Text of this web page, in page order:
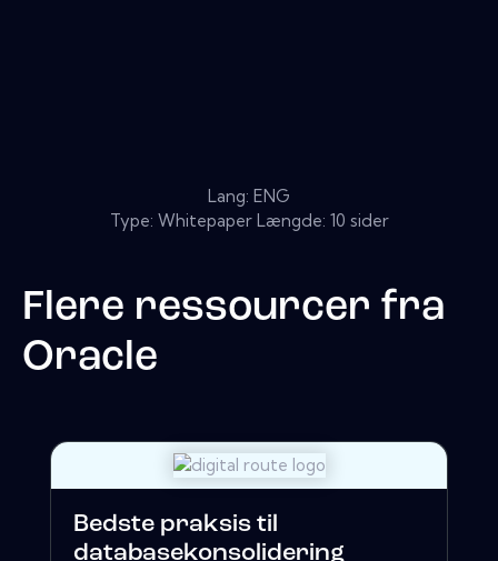
Lang: ENG
Type: Whitepaper Længde: 10 sider
Flere ressourcer fra
Oracle
Bedste praksis til
databasekonsolidering